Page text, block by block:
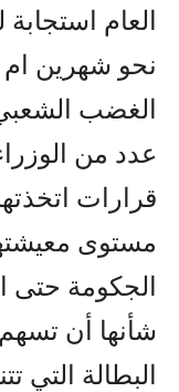
العام
نحو شهرين ام
الغضب
عدد من
قرارات
مستوى
الجكومة
شأنها أن
البطالة التي